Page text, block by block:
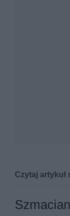
Czytaj artykuł
Ragdoll